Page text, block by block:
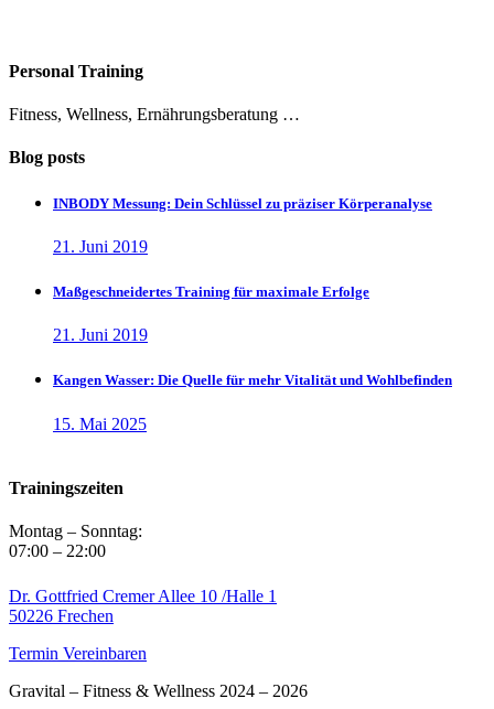
Personal Training
Fitness, Wellness, Ernährungsberatung …
Blog posts
INBODY Messung: Dein Schlüssel zu präziser Körperanalyse
21. Juni 2019
Maßgeschneidertes Training für maximale Erfolge
21. Juni 2019
Kangen Wasser: Die Quelle für mehr Vitalität und Wohlbefinden
15. Mai 2025
Trainingszeiten
Montag – Sonntag:
07:00 – 22:00
Dr. Gottfried Cremer Allee 10 /Halle 1
50226 Frechen
Termin Vereinbaren
Gravital – Fitness & Wellness 2024 – 2026